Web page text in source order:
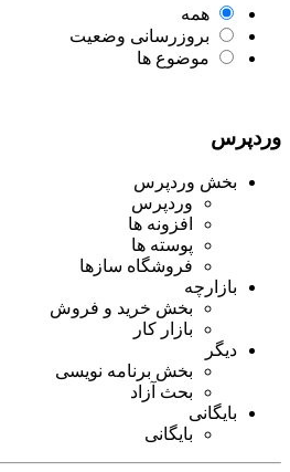
همه
بروزرسانی وضعیت
موضوع ها
وردپرس
بخش وردپرس
وردپرس
افزونه ها
پوسته ها
فروشگاه سازها
بازارچه
بخش خرید و فروش
بازار کار
دیگر
بخش برنامه نویسی
بحث آزاد
بایگانی
بایگانی